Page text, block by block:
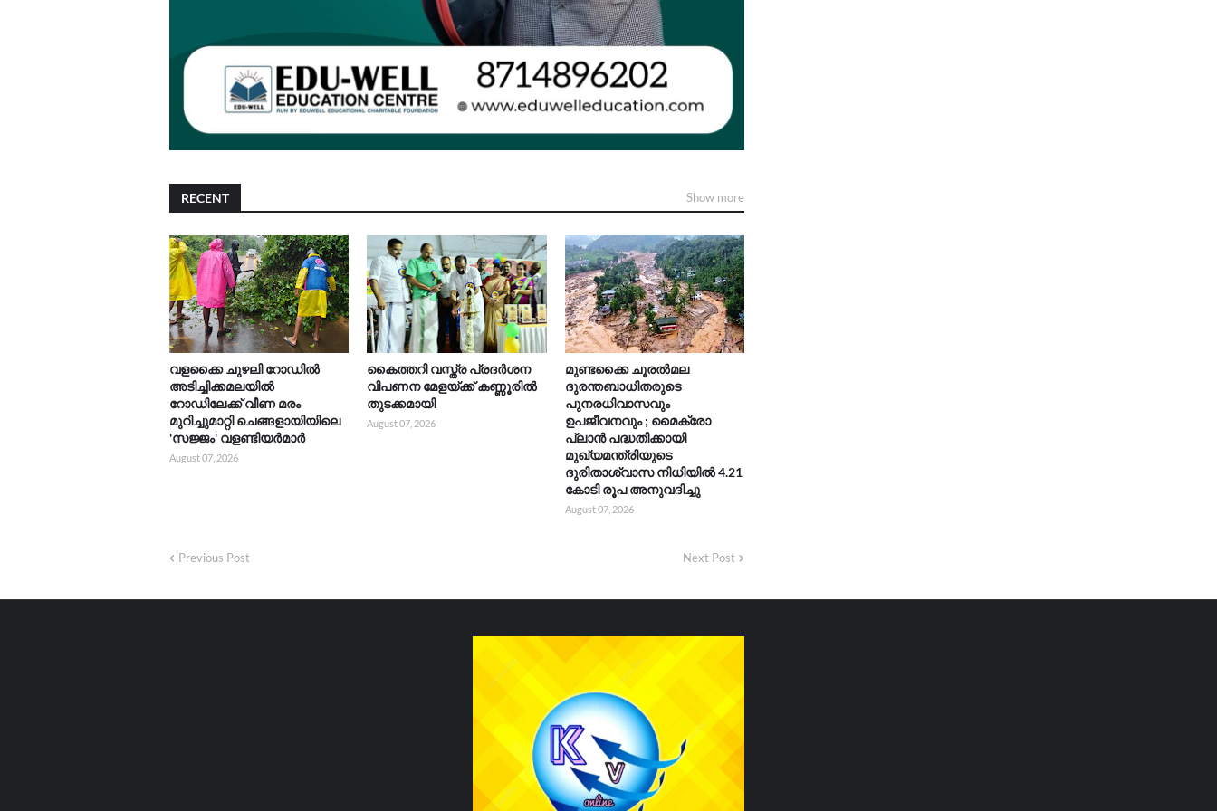
RECENT Show more
വളക്കൈ ചുഴലി റോഡിൽ
അടിച്ചിക്കമലയിൽ
റോഡിലേക്ക് വീണ മരം
മുറിച്ചുമാറ്റി ചെങ്ങളായിയിലെ
'സജ്ജം' വളണ്ടിയർമാർ
August 07, 2026
കൈത്തറി വസ്ത്ര പ്രദർശന
വിപണന മേളയ്ക്ക് കണ്ണൂരിൽ
തുടക്കമായി
August 07, 2026
മുണ്ടക്കൈ ചൂരൽമല
ദുരന്തബാധിതരുടെ
പുനരധിവാസവും
ഉപജീവനവും ; മൈക്രോ
പ്ലാൻ പദ്ധതിക്കായി
മുഖ്യമന്ത്രിയുടെ
ദുരിതാശ്വാസ നിധിയിൽ 4.21
കോടി രൂപ അനുവദിച്ചു
August 07, 2026
Previous Post Next Post